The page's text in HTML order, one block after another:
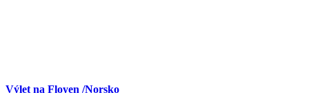
Výlet na Floyen /Norsko